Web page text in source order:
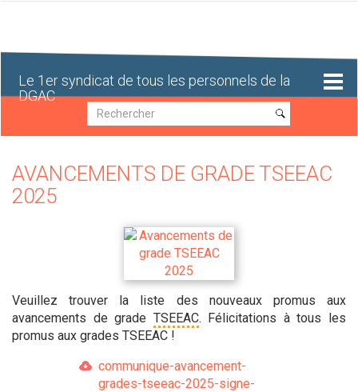
Le 1er syndicat de tous les personnels de la
DGAC
Recherche
Recherche
AVANCEMENTS DE GRADE TSEEAC
2025
Veuillez trouver la liste des nouveaux promus aux
avancements de grade TSEEAC. Félicitations à tous les
promus aux grades TSEEAC !
communique-avancement-
grades-tseeac-2025-signe-